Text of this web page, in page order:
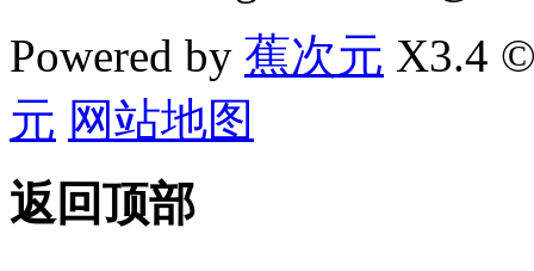
Powered by 蕉次元 X3.4
元 网站地图
返回顶部